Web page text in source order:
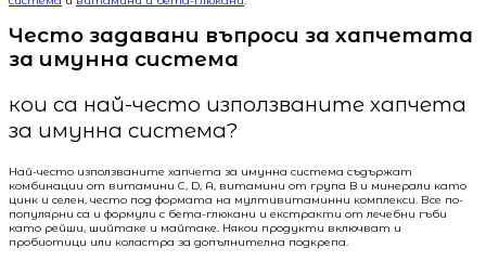
Често задавани въпроси за хапчетата
за имунна система
кои са най-често използваните хапчета
за имунна система?
Най-често използваните хапчета за имунна система съдържат
комбинации от витамини C, D, A, витамини от група B и минерали като
цинк и селен, често под формата на мултивитаминни комплекси. Все по-
популярни са и формули с бета-глюкани и екстракти от лечебни гъби
като рейши, шийтаке и майтаке. Някои продукти включват и
пробиотици или коластра за допълнителна подкрепа.